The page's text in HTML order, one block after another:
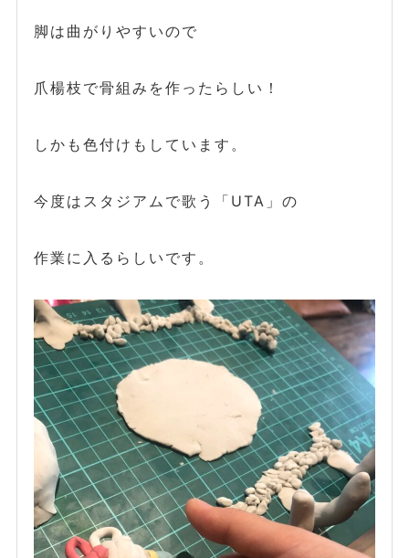
脚は曲がりやすいので
爪楊枝で骨組みを作ったらしい！
しかも色付けもしています。
今度はスタジアムで歌う「UTA」の
作業に入るらしいです。